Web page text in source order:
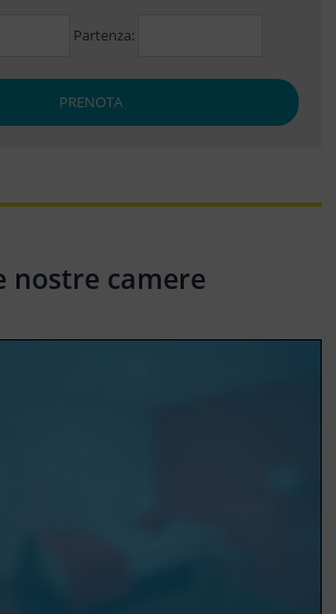
Partenza:
PRENOTA
nostre camere